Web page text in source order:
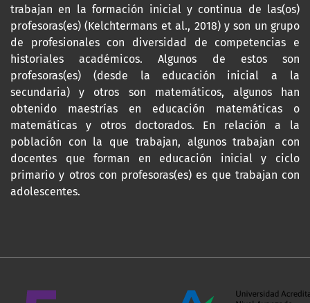
trabajan en la formación inicial y continua de las(os)
profesoras(es) (Kelchtermans et al., 2018) y son un grupo
de profesionales con diversidad de competencias e
historiales académicos. Algunos de estos son
profesoras(es) (desde la educación inicial a la
secundaria) y otros son matemáticos, algunos han
obtenido maestrías en educación matemáticas o
matemáticas y otros doctorados. En relación a la
población con la que trabajan, algunos trabajan con
docentes que forman en educación inicial y ciclo
primario y otros con profesoras(es) es que trabajan con
adolescentes.